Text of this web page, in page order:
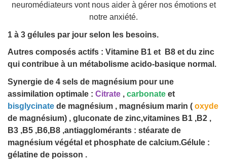
neuromédiateurs vont nous aider à gérer nos émotions et
notre anxiété.
1 à 3 gélules par jour selon les besoins.
Autres composés actifs : Vitamine B1 et B8 et du zinc
qui contribue à un métabolisme acido-basique normal.
Synergie de 4 sels de magnésium pour une
assimilation optimale : Citrate , carbonate et
bisglycinate de magnésium , magnésium marin ( oxyde
de magnésium) , gluconate de zinc,vitamines B1 ,B2 ,
B3 ,B5 ,B6,B8 ,antiagglomérants : stéarate de
magnésium végétal et phosphate de calcium.Gélule :
gélatine de poisson .